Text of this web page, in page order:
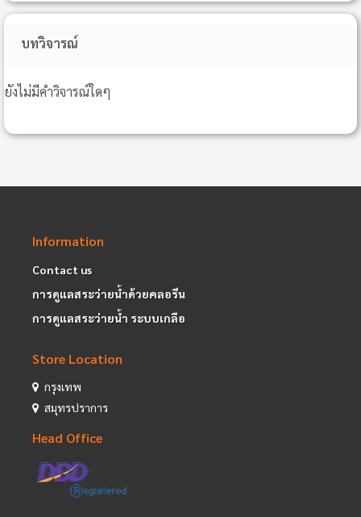
บทวิจารณ์
ยังไม่มีคำวิจารณ์ใดๆ
Information
Contact us
การดูแลสระว่ายน้ำด้วยคลอรีน
การดูแลสระว่ายน้ำ ระบบเกลือ
Store Location
กรุงเทพ
สมุทรปราการ
Head Office